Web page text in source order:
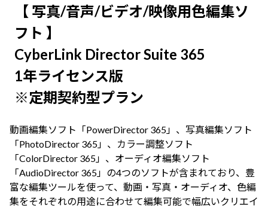
【 写真/音声/ビデオ/映像用色編集ソ
フト 】
CyberLink Director Suite 365
1年ライセンス版
※定期契約型プラン
動画編集ソフト「PowerDirector 365」、写真編集ソフト
「PhotoDirector 365」、カラー調整ソフト
「ColorDirector 365」、オーディオ編集ソフト
「AudioDirector 365」の4つのソフトが含まれており、豊
富な編集ツールを使って、動画・写真・オーディオ、色編
集をそれぞれの用途に合わせて編集可能で幅広いクリエイ